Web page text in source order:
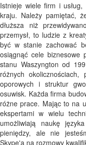
Istnieje wiele firm i usług,
kraju. Należy pamiętać,
dłuższa niż
przemysł, to ludzie z
być w stanie zachować
osiągnąć cele biznesowe
stanu Waszyngton od
różnych
oporowych i struktur
osuwisk. Każda firma
różne prace. Mając to na
ekspertami w wielu
umożliwiają naukę
pieniędzy, ale nie
Skype'a na rozmowy